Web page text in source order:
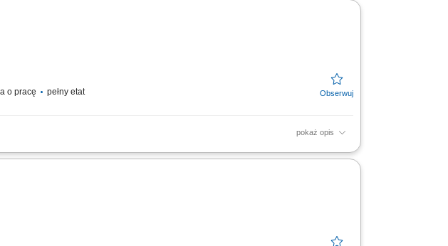
o pracę pełny etat
pokaż opis
województwa mazowieckiego. Przywództwo oraz merytoryczne wsparcie dla